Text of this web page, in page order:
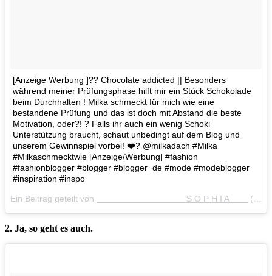
[Anzeige Werbung ]?? Chocolate addicted || Besonders
während meiner Prüfungsphase hilft mir ein Stück Schokolade
beim Durchhalten ! Milka schmeckt für mich wie eine
bestandene Prüfung und das ist doch mit Abstand die beste
Motivation, oder?! ? Falls ihr auch ein wenig Schoki
Unterstützung braucht, schaut unbedingt auf dem Blog und
unserem Gewinnspiel vorbei! ❤️? @milkadach #Milka
#Milkaschmecktwie [Anzeige/Werbung] #fashion
#fashionblogger #blogger #blogger_de #mode #modeblogger
#inspiration #inspo
Ein Beitrag geteilt von ⠀⠀⠀⠀ ⠀⠀⠀⠀⠀⠀⠀⠀⠀ ⠀S O P H I A⠀⠀⠀ (@sequinsophia) am
2. Ja, so geht es auch.